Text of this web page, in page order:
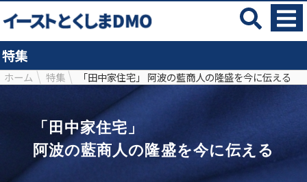
特集
ホーム 特集 「田中家住宅」 阿波の藍商人の隆盛を今に伝える
「田中家住宅」
阿波の藍商人の隆盛を今に伝える